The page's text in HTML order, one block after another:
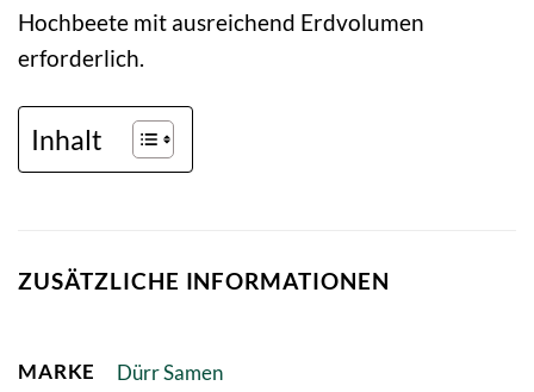
Hochbeete mit ausreichend Erdvolumen
erforderlich.
Inhalt
ZUSÄTZLICHE INFORMATIONEN
MARKE Dürr Samen